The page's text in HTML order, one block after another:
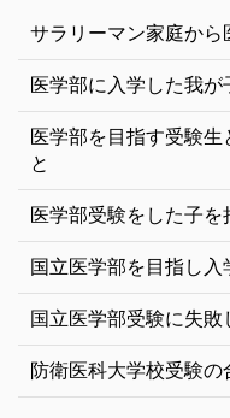
サラリーマン家庭か
医学部に入学した我が
医学部を目指す受験
と
医学部受験をした子を
国立医学部を目指し
国立医学部受験に失
防衛医科大学校受験の